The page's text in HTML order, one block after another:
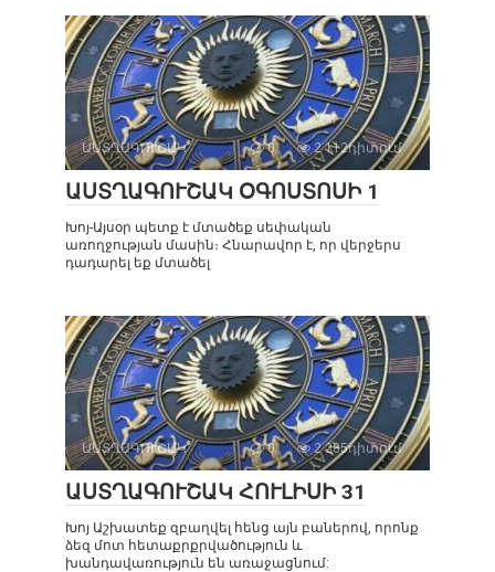
ԱՍՏՂԱԳՈՒՇԱԿ 0 2 112դիտում
ԱՍՏՂԱԳՈՒՇԱԿ ՕԳՈՍՏՈՍԻ 1
Խոյ-Այսօր պետք է մտածեք սեփական
առողջության մասին։ Հնարավոր է, որ վերջերս
դադարել եք մտածել
ԱՍՏՂԱԳՈՒՇԱԿ 0 2 285դիտում
ԱՍՏՂԱԳՈՒՇԱԿ ՀՈՒԼԻՍԻ 31
Խոյ Աշխատեք զբաղվել հենց այն բաներով, որոնք
ձեզ մոտ հետաքրքրվածություն և
խանդավառություն են առաջացնում: